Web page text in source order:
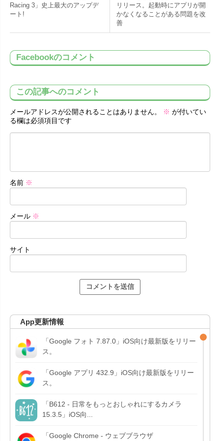
Racing 3」史上最大のアップデ
ート!
リリース。起動時にアプリが開
かなくなることがある問題を改
善
Facebookのコメント
この記事へのコメント
メールアドレスが公開されることはありません。 ※ が付いてい
る欄は必須項目です
名前 ※
メール ※
サイト
App更新情報
「Google フォト 7.87.0」iOS向け最新版をリリー
ス。
「Google アプリ 432.9」iOS向け最新版をリリー
ス。
「B612 - 日常をもっとおしゃれにするカメラ
15.3.5」iOS向...
「Google Chrome - ウェブブラウザ